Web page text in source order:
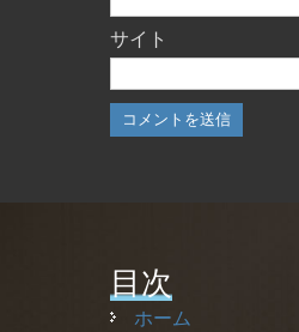
サイト
目次
ホーム